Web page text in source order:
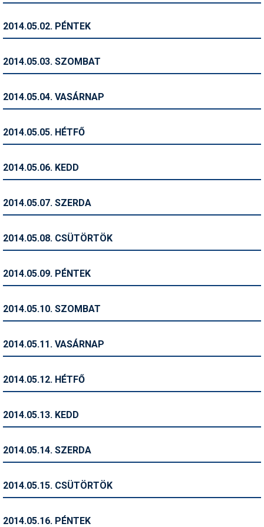
Ingatlan
Kerékpár
Magazinok
Pályázatok
Síbérletárak
Sífelszerelés
Símánia
2014.05.02. PÉNTEK
2014.05.03. SZOMBAT
2014.05.04. VASÁRNAP
2014.05.05. HÉTFŐ
2014.05.06. KEDD
2014.05.07. SZERDA
2014.05.08. CSÜTÖRTÖK
2014.05.09. PÉNTEK
2014.05.10. SZOMBAT
2014.05.11. VASÁRNAP
2014.05.12. HÉTFŐ
2014.05.13. KEDD
2014.05.14. SZERDA
2014.05.15. CSÜTÖRTÖK
2014.05.16. PÉNTEK